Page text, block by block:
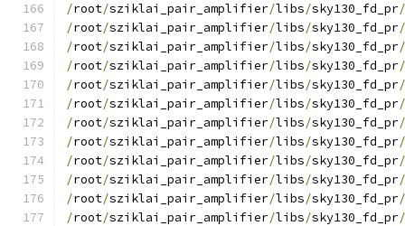
/root/sziklai_pair_amplifier/libs/sky130_fd_pr/
/root/sziklai_pair_amplifier/libs/sky130_fd_pr/
/root/sziklai_pair_amplifier/libs/sky130_fd_pr/
/root/sziklai_pair_amplifier/libs/sky130_fd_pr/
/root/sziklai_pair_amplifier/libs/sky130_fd_pr/
/root/sziklai_pair_amplifier/libs/sky130_fd_pr/
/root/sziklai_pair_amplifier/libs/sky130_fd_pr/
/root/sziklai_pair_amplifier/libs/sky130_fd_pr/
/root/sziklai_pair_amplifier/libs/sky130_fd_pr/
/root/sziklai_pair_amplifier/libs/sky130_fd_pr/
/root/sziklai_pair_amplifier/libs/sky130_fd_pr/
/root/sziklai_pair_amplifier/libs/sky130_fd_pr/